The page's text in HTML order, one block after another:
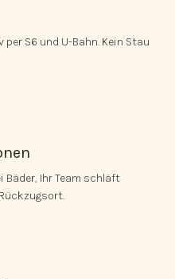
S6 und U-Bahn. Kein Stau
Bäder, Ihr Team schläft